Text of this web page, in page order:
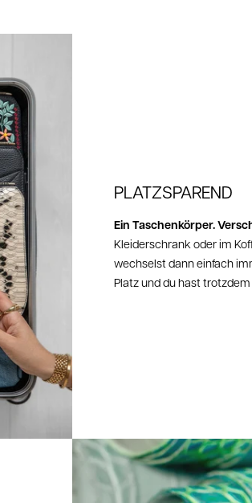
10
10
Einen
PLATZSPAREND
Ein Taschenkörper.
Kleiderschrank oder im
wechselst dann einfach
Platz und du hast